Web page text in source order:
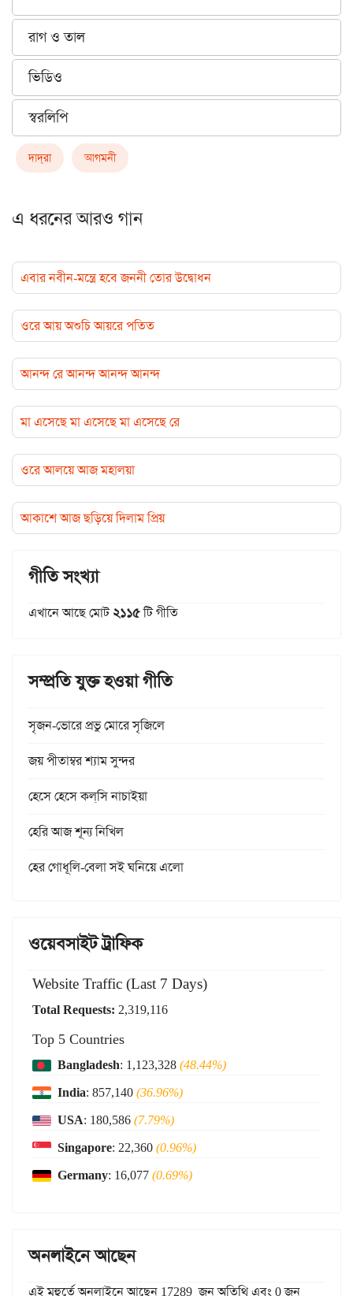
রাগ ও তাল
ভিডিও
স্বরলিপি
দাদ্‌রা আগমনী
এ ধরনের আরও গান
এবার নবীন-মন্ত্রে হবে জননী তোর উদ্বোধন
ওরে আয় অশুচি আয়রে পতিত
আনন্দ রে আনন্দ আনন্দ আনন্দ
মা এসেছে মা এসেছে মা এসেছে রে
ওরে আলয়ে আজ মহালয়া
আকাশে আজ ছড়িয়ে দিলাম প্রিয়
গীতি সংখ্যা
এখানে আছে মোট২১১৫টি গীতি
সম্প্রতি যুক্ত হওয়া গীতি
সৃজন-ভোরে প্রভু মোরে সৃজিলে
জয় পীতাম্বর শ্যাম সুন্দর
হেসে হেসে কল্‌সি নাচাইয়া
হেরি আজ শূন্য নিখিল
হের গোধূলি-বেলা সই ঘনিয়ে এলো
ওয়েবসাইট ট্রাফিক
Website Traffic (Last 7 Days)
Total Requests: 2,319,116
Top 5 Countries
Bangladesh: 1,123,328(48.44%)
India: 857,140(36.96%)
USA: 180,586(7.79%)
Singapore: 22,360(0.96%)
Germany: 16,077(0.69%)
অনলাইনে আছেন
এই মুহুর্তে অনলাইনে আছেন 17289 জন অতিথি এবং 0 জন